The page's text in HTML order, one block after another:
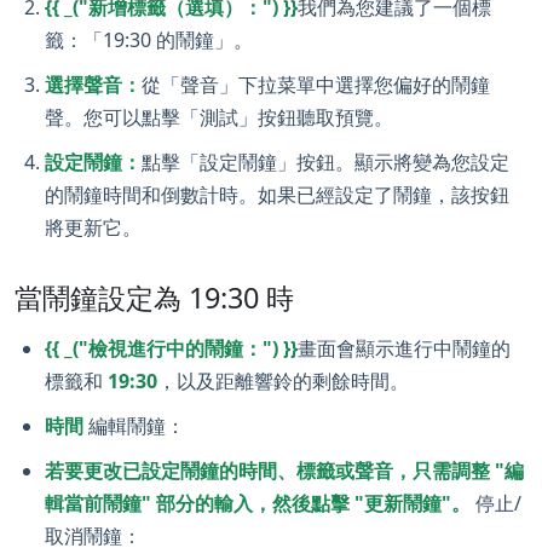
{{ _("新增標籤（選填）：") }}我們為您建議了一個標
籤：「19:30 的鬧鐘」。
選擇聲音： 從「聲音」下拉菜單中選擇您偏好的鬧鐘
聲。您可以點擊「測試」按鈕聽取預覽。
設定鬧鐘： 點擊「設定鬧鐘」按鈕。顯示將變為您設定
的鬧鐘時間和倒數計時。如果已經設定了鬧鐘，該按鈕
將更新它。
當鬧鐘設定為 19:30 時
{{ _("檢視進行中的鬧鐘：") }}畫面會顯示進行中鬧鐘的
標籤和 19:30 ，以及距離響鈴的剩餘時間。
時間編輯鬧鐘：
若要更改已設定鬧鐘的時間、標籤或聲音，只需調整 "編
輯當前鬧鐘" 部分的輸入，然後點擊 "更新鬧鐘"。
停止/
取消鬧鐘：